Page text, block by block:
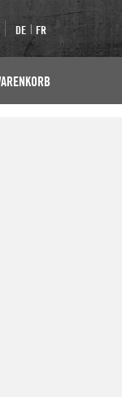
DE | FR